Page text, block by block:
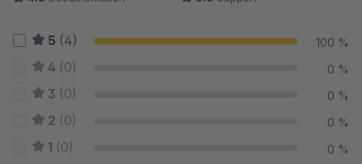
5 (4) 100 %
4 (0) 0 %
3 (0) 0 %
2 (0) 0 %
1 (0) 0 %